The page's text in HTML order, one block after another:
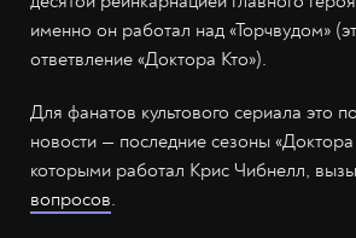
именно он работал над «Торчвудом»
ответвление «Доктора Кто»).
Для фанатов культового сериала это
новости — последние сезоны «Доктора
которыми работал Крис Чибнелл,
вопросов.